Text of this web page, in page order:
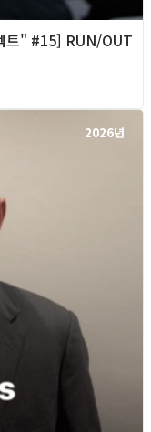
트" #15] RUN/OUT
2026년